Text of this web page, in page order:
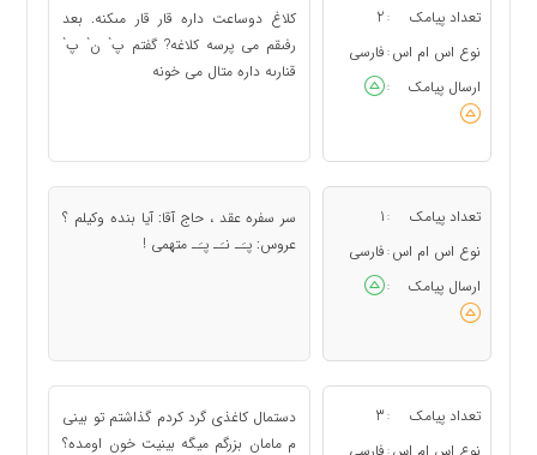
تعداد پیامک :
2
نوع اس ام اس : فارسی
ارسال پیامک
:
کلاغ دوساعت داره قار قار مىکنه. بعد
رفىقم مى پرسه کلاغه? گفتم پ` ن` پ`
قنارىه داره متال مى خونه
تعداد پیامک :
1
نوع اس ام اس : فارسی
ارسال پیامک
:
سر سفره عقد ، حاج آقا: آیا بنده وکیلم ؟
عروس: پـَـ نـَـ پـَـ متهمی !
تعداد پیامک :
3
:
دستمال کاغذی گرد کردم گذاشتم تو بینی
م مامان بزرگم میگه بینیت خون اومده؟